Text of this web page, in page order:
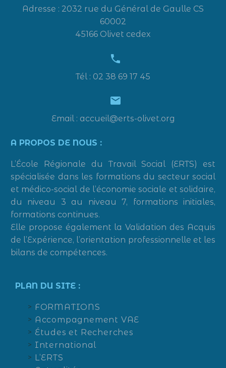
Adresse : 2032 rue du Général de Gaulle CS
60002
45166 Olivet cedex


Tél : 02 38 69 17 45


Email : accueil@erts-olivet.org
A PROPOS DE NOUS :
L’École Régionale du Travail Social (ERTS) est
spécialisée dans les formations du secteur social
et médico-social de l’économie sociale et solidaire,
du niveau 3 au niveau 7, formations initiales,
formations continues.
Elle propose également la Validation des Acquis
de l’Expérience, l’orientation professionnelle et les
bilans de compétences.
PLAN DU SITE :
FORMATIONS
Accompagnement VAE
Études et Recherches
International
L’ERTS